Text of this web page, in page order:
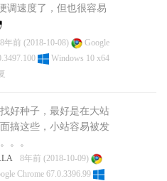
调速度了，但也很容易
8年前 (2018-10-08)
Google
Windows 10 x64
好种子，最好是在大站
搞这些，小站容易被发
。。
8年前 (2018-10-09)
Chrome 67.0.3396.99